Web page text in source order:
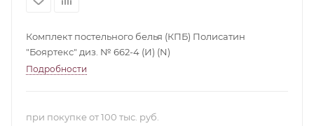
Комплект постельного белья (КПБ) Полисатин
"Бояртекс" диз. № 662-4 (И) (N)
Подробности
при покупке от 100 тыс. руб.